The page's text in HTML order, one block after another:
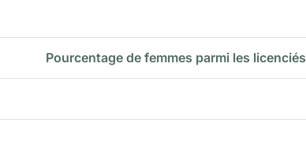
Pourcentage de femmes parmi les licenciés